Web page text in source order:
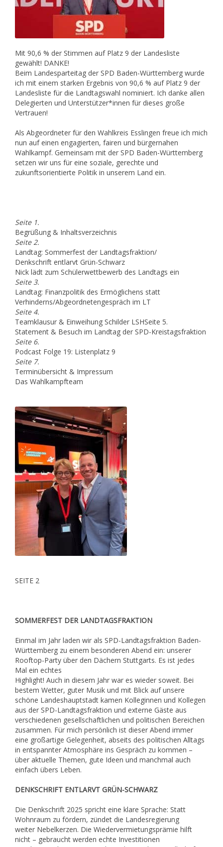
Mit 90,6 % der Stimmen auf Platz 9 der Landesliste
gewählt! DANKE!
Beim Landesparteitag der SPD Baden-Württemberg wurde
ich mit einem starken Ergebnis von 90,6 % auf Platz 9 der
Landesliste für die Landtagswahl nominiert. Ich danke allen
Delegierten und Unterstützer*innen für dieses große
Vertrauen!
Als Abgeordneter für den Wahlkreis Esslingen freue ich mich
nun auf einen engagierten, fairen und bürgernahen
Wahlkampf. Gemeinsam mit der SPD Baden-Württemberg
setzen wir uns für eine soziale, gerechte und
zukunftsorientierte Politik in unserem Land ein.
Seite 1.
Begrüßung & Inhaltsverzeichnis
Seite 2.
Landtag: Sommerfest der Landtagsfraktion/
Denkschrift entlarvt Grün-Schwarz
Nick lädt zum Schülerwettbewerb des Landtags ein
Seite 3.
Landtag: Finanzpolitik des Ermöglichens statt
Verhinderns/Abgeordnetengespräch im LT
Seite 4.
Teamklausur & Einweihung Schilder LSHSeite 5.
Statement & Besuch im Landtag der SPD-Kreistagsfraktion
Seite 6.
Podcast Folge 19: Listenplatz 9
Seite 7.
Terminübersicht & Impressum
Das Wahlkampfteam
SEITE 2
SOMMERFEST DER LANDTAGSFRAKTION
Einmal im Jahr laden wir als SPD-Landtagsfraktion Baden-
Württemberg zu einem besonderen Abend ein: unserer
Rooftop-Party über den Dächern Stuttgarts. Es ist jedes
Mal ein echtes
Highlight! Auch in diesem Jahr war es wieder soweit. Bei
bestem Wetter, guter Musik und mit Blick auf unsere
schöne Landeshauptstadt kamen Kolleginnen und Kollegen
aus der SPD-Landtagsfraktion und externe Gäste aus
verschiedenen gesellschaftlichen und politischen Bereichen
zusammen. Für mich persönlich ist dieser Abend immer
eine großartige Gelegenheit, abseits des politischen Alltags
in entspannter Atmosphäre ins Gespräch zu kommen –
über aktuelle Themen, gute Ideen und manchmal auch
einfach übers Leben.
DENKSCHRIFT ENTLARVT GRÜN-SCHWARZ
Die Denkschrift 2025 spricht eine klare Sprache: Statt
Wohnraum zu fördern, zündet die Landesregierung
weiter Nebelkerzen. Die Wiedervermietungsprämie hilft
nicht – gebraucht werden echte Investitionen